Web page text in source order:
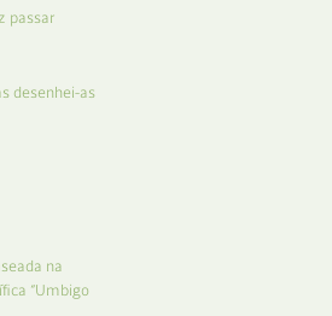
passar
desenhei-as
na
“Umbigo